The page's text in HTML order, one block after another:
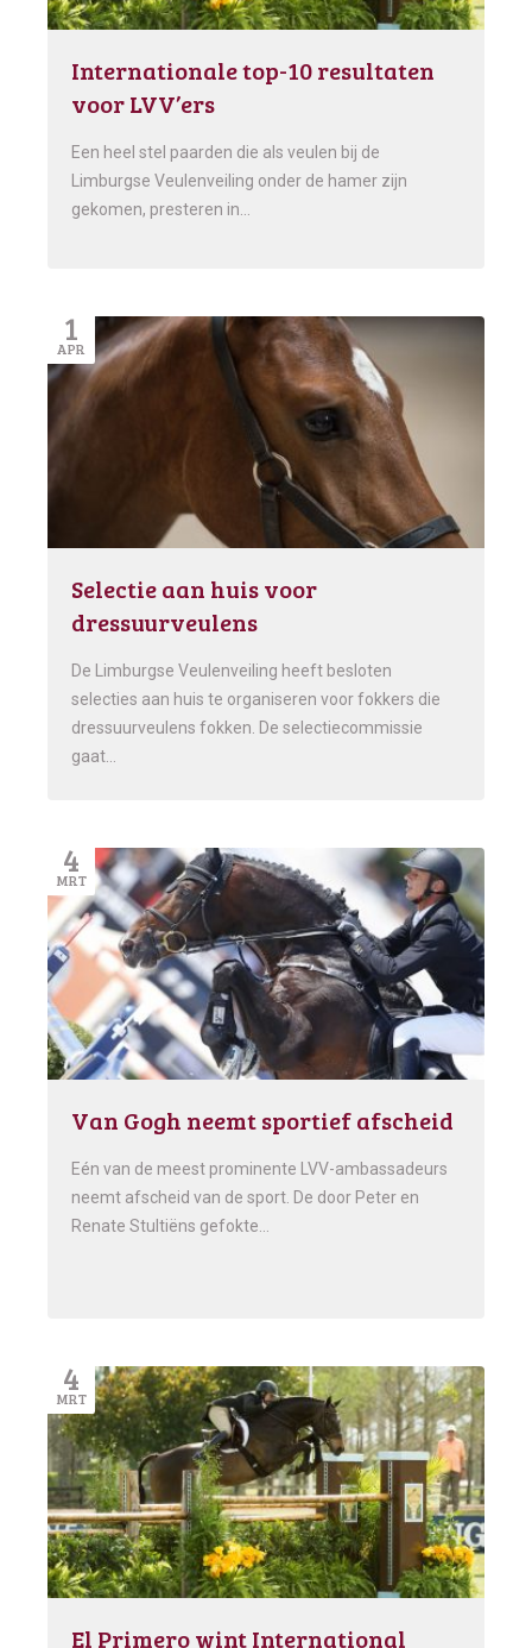
Internationale top-10 resultaten
voor LVV’ers
Een heel stel paarden die als veulen bij de
Limburgse Veulenveiling onder de hamer zijn
gekomen, presteren in…
1
APR
Selectie aan huis voor
dressuurveulens
De Limburgse Veulenveiling heeft besloten
selecties aan huis te organiseren voor fokkers die
dressuurveulens fokken. De selectiecommissie
gaat…
4
MRT
Van Gogh neemt sportief afscheid
Eén van de meest prominente LVV-ambassadeurs
neemt afscheid van de sport. De door Peter en
Renate Stultiëns gefokte…
4
MRT
El Primero wint International